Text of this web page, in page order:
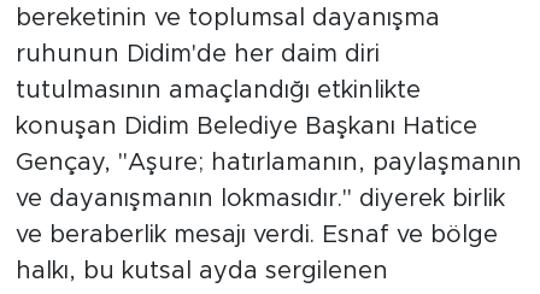
bereketinin ve toplumsal dayanışma
ruhunun Didim'de her daim diri
tutulmasının amaçlandığı etkinlikte
konuşan Didim Belediye Başkanı Hatice
Gençay, "Aşure; hatırlamanın, paylaşmanın
ve dayanışmanın lokmasıdır." diyerek birlik
ve beraberlik mesajı verdi. Esnaf ve bölge
halkı, bu kutsal ayda sergilenen